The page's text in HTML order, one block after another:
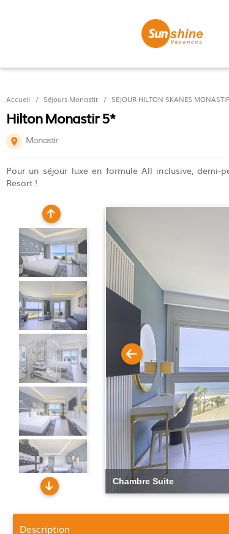
Accueil Séjours Monastir SEJOUR HILTON SKANES
Hilton Monastir 5*
Monastir
Pour un séjour luxe en formule All inclusive, demi-
Resort !
Chambre Suite
Description